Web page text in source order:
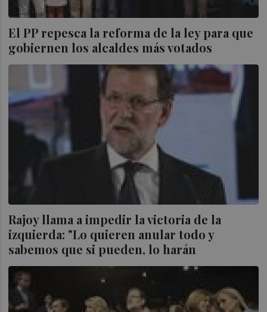
El PP repesca la reforma de la ley para que
gobiernen los alcaldes más votados
Rajoy llama a impedir la victoria de la
izquierda: "Lo quieren anular todo y
sabemos que si pueden, lo harán